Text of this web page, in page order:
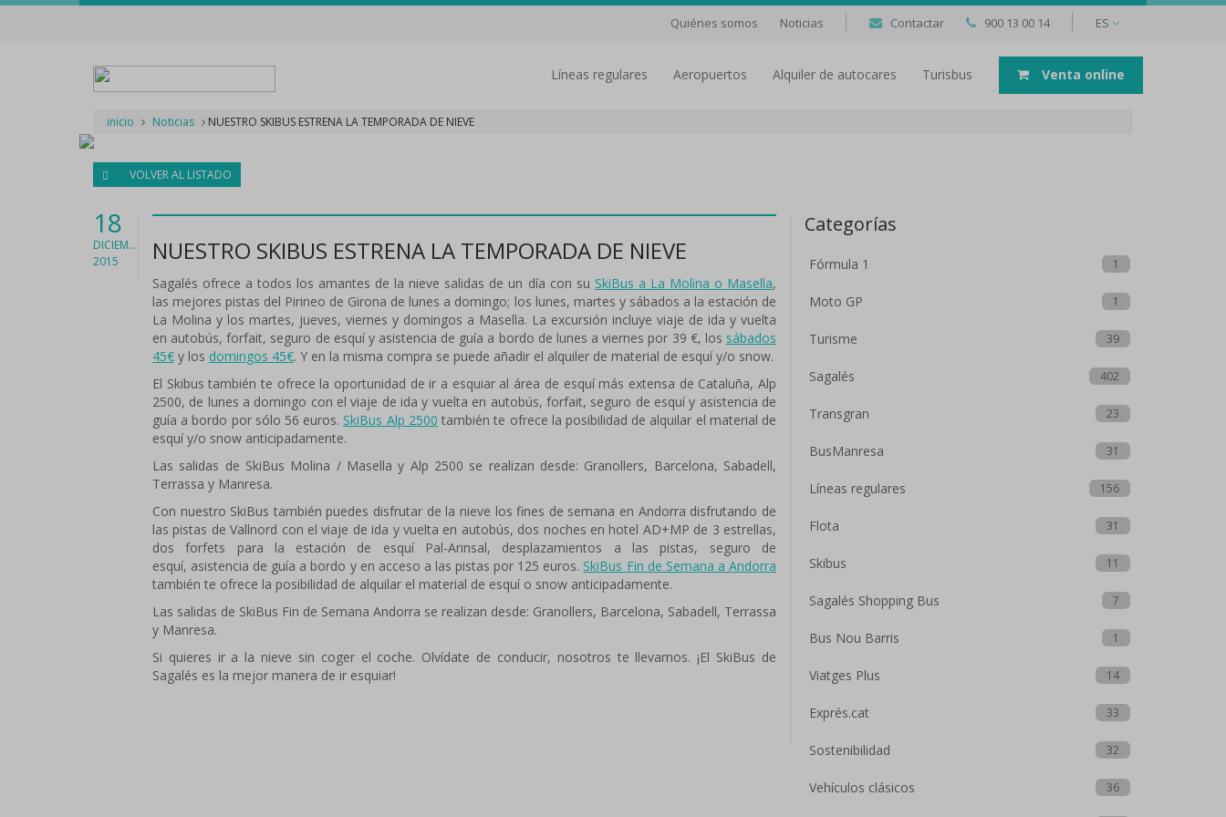
Quiénes somos Noticias Contactar 900 13 00 14 ES
líneas regulares aeropuertos Alquiler de autocares Turisbus Venta online
inicio Noticias NUESTRO SKIBUS ESTRENA LA TEMPORADA DE NIEVE
VOLVER AL LISTADO
18
DICIEMBRE
2015
NUESTRO SKIBUS ESTRENA LA TEMPORADA DE NIEVE
Sagalés ofrece a todos los amantes de la nieve salidas de un día con su SkiBus a La Molina o Masella,
las mejores pistas del Pirineo de Girona de lunes a domingo; los lunes, martes y sábados a la estación de
La Molina y los martes, jueves, viernes y domingos a Masella. La excursión incluye viaje de ida y vuelta
en autobús, forfait, seguro de esquí y asistencia de guía a bordo de lunes a viernes por 39 €, los sábados
45€y los domingos 45€. Y en la misma compra se puede añadir el alquiler de material de esquí y/o snow.
El Skibus también te ofrece la oportunidad de ir a esquiar al área de esquí más extensa de Cataluña, Alp
2500, de lunes a domingo con el viaje de ida y vuelta en autobús, forfait, seguro de esquí y asistencia de
guía a bordo por sólo 56 euros. SkiBus Alp 2500 también te ofrece la posibilidad de alquilar el material de
esquí y/o snow anticipadamente.
Las salidas de SkiBus Molina / Masella y Alp 2500 se realizan desde: Granollers, Barcelona, Sabadell,
Terrassa y Manresa.
Con nuestro SkiBus también puedes disfrutar de la nieve los fines de semana en Andorra disfrutando de
las pistas de Vallnord con el viaje de ida y vuelta en autobús, dos noches en hotel AD+MP de 3 estrellas,
dos forfets para la estación de esquí Pal-Arinsal, desplazamientos a las pistas, seguro de
esquí, asistencia de guía a bordo y en acceso a las pistas por 125 euros. SkiBus Fin de Semana a Andorra
también te ofrece la posibilidad de alquilar el material de esquí o snow anticipadamente.
Las salidas de SkiBus Fin de Semana Andorra se realizan desde: Granollers, Barcelona, Sabadell, Terrassa
y Manresa.
Si quieres ir a la nieve sin coger el coche. Olvídate de conducir, nosotros te llevamos. ¡El SkiBus de
Sagalés es la mejor manera de ir esquiar!
Categorías
Fórmula 1 1
Moto GP 1
Turisme 39
Sagalés 402
Transgran 23
BusManresa 31
Líneas regulares 156
Flota 31
Skibus 11
Sagalés Shopping Bus 7
Bus Nou Barris 1
Viatges Plus 14
Exprés.cat 33
Sostenibilidad 32
Vehículos clásicos 36